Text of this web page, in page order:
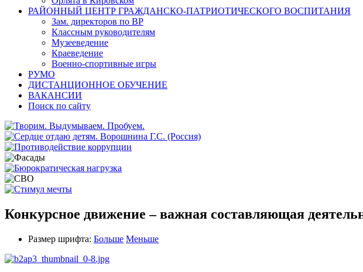
РАЙОННЫЙ ЦЕНТР ГРАЖДАНСКО-ПАТРИОТИЧЕСКОГО ВОСПИТАНИЯ
Зам. директоров по ВР
Классным руководителям
Музееведение
Краеведение
Военно-спортивные игры
РУМО
ДИСТАНЦИОННОЕ ОБУЧЕНИЕ
ВАКАНСИИ
Поиск по сайту
Конкурсное движение – важная составляющая
Размер шрифта: Больше Меньше